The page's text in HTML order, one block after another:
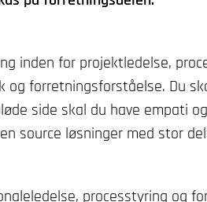
inden for projektledelse,
og forretningsforståelse. Du
side skal du have empati
source løsninger med stor
processtyring og